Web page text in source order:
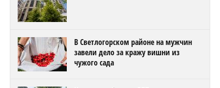
В Светлогорском районе на мужчин
завели дело за кражу вишни из
чужого сада